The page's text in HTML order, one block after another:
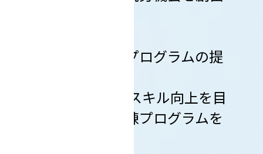
２）職業訓練プログラムの提
障がい者のスキル向上を目
的とした職業訓練プログラムを